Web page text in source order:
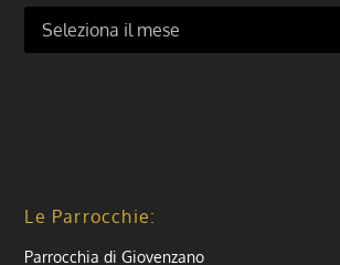
Le Parrocchie:
Parrocchia di Giovenzano